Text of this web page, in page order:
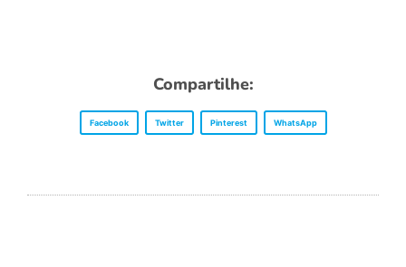
Compartilhe:
Facebook Twitter Pinterest WhatsApp